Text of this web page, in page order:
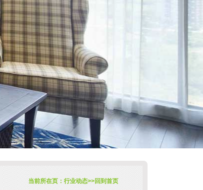
当前所在页： 行业动态>>回到首页